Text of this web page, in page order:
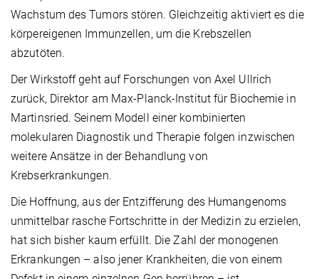
Wachstum des Tumors stören. Gleichzeitig aktiviert es die
körpereigenen Immunzellen, um die Krebszellen
abzutöten.
Der Wirkstoff geht auf Forschungen von Axel Ullrich
zurück, Direktor am Max-Planck-Institut für Biochemie in
Martinsried. Seinem Modell einer kombinierten
molekularen Diagnostik und Therapie folgen inzwischen
weitere Ansätze in der Behandlung von
Krebserkrankungen.
Die Hoffnung, aus der Entzifferung des Humangenoms
unmittelbar rasche Fortschritte in der Medizin zu erzielen,
hat sich bisher kaum erfüllt. Die Zahl der monogenen
Erkrankungen – also jener Krankheiten, die von einem